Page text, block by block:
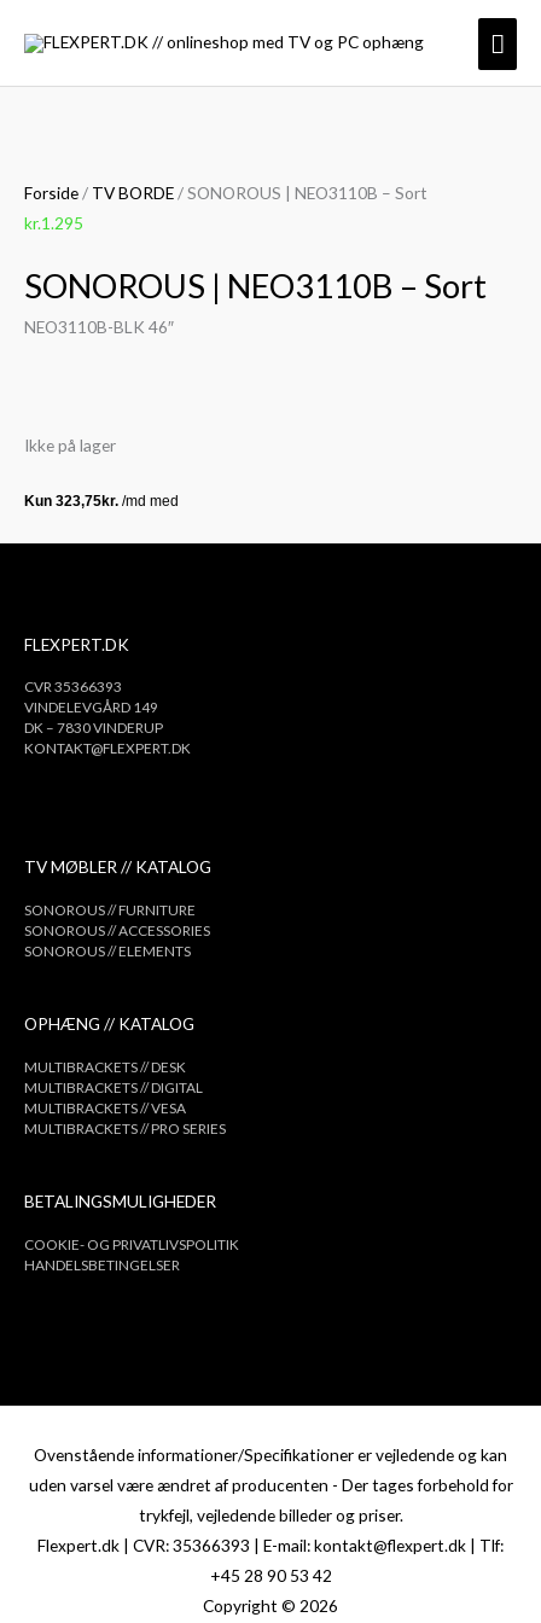
Forside/ TV BORDE/ SONOROUS | NEO3110B – Sort
kr.1.295
SONOROUS | NEO3110B – Sort
NEO3110B-BLK 46″
Ikke på lager
FLEXPERT.DK
CVR 35366393
VINDELEVGÅRD 149
DK – 7830 VINDERUP
KONTAKT@FLEXPERT.DK
TV MØBLER // KATALOG
SONOROUS // FURNITURE
SONOROUS // ACCESSORIES
SONOROUS // ELEMENTS
OPHÆNG // KATALOG
MULTIBRACKETS // DESK
MULTIBRACKETS // DIGITAL
MULTIBRACKETS // VESA
MULTIBRACKETS // PRO SERIES
BETALINGSMULIGHEDER
COOKIE- OG PRIVATLIVSPOLITIK
HANDELSBETINGELSER
Ovenstående informationer/Specifikationer er vejledende og kan
uden varsel være ændret af producenten - Der tages forbehold for
trykfejl, vejledende billeder og priser.
Flexpert.dk | CVR: 35366393 | E-mail: kontakt@flexpert.dk | Tlf:
+45 28 90 53 42
Copyright © 2026